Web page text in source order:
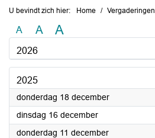
U bevindt zich hier: Home Vergaderingen
A A A
2026
2025
donderdag 18 december2025
dinsdag 16 december2025
donderdag 11 december2025